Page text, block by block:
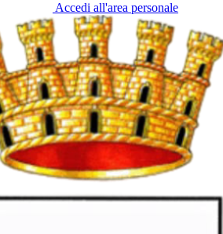
Accedi all'area personale